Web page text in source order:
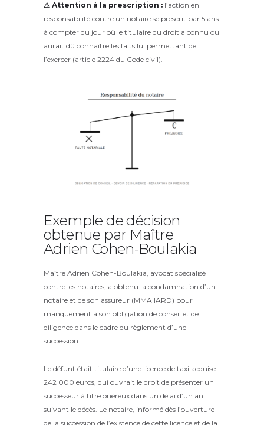
⚠ Attention à la prescription : l’action en
responsabilité contre un notaire se prescrit par 5 ans
à compter du jour où le titulaire du droit a connu ou
aurait dû connaître les faits lui permettant de
l’exercer (article 2224 du Code civil).
Exemple de décision
obtenue par Maître
Adrien Cohen-Boulakia
Maître Adrien Cohen-Boulakia, avocat spécialisé
contre les notaires, a obtenu la condamnation d’un
notaire et de son assureur (MMA IARD) pour
manquement à son obligation de conseil et de
diligence dans le cadre du règlement d’une
succession.
Le défunt était titulaire d’une licence de taxi acquise
242 000 euros, qui ouvrait le droit de présenter un
successeur à titre onéreux dans un délai d’un an
suivant le décès. Le notaire, informé dès l’ouverture
de la succession de l’existence de cette licence et de la